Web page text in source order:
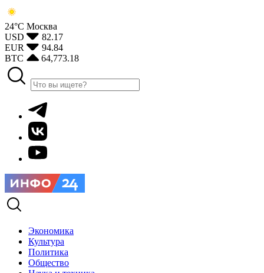
24°С Москва
USD
82.17
EUR
94.84
BTC
64,773.18
Экономика
Культура
Политика
Общество